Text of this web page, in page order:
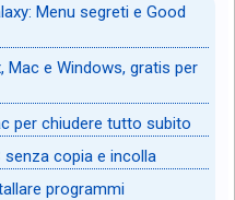
Menu segreti e Good
Mac e Windows, gratis per
per chiudere tutto subito
copia e incolla
programmi